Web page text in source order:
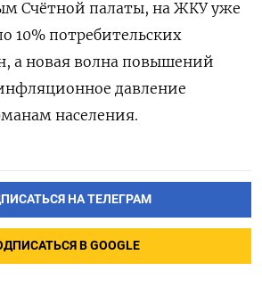
Счётной палаты, на ЖКУ уже
10% потребительских
а новая волна повышений
давление
населения.
НА ТЕЛЕГРАМ
В GOOGLE